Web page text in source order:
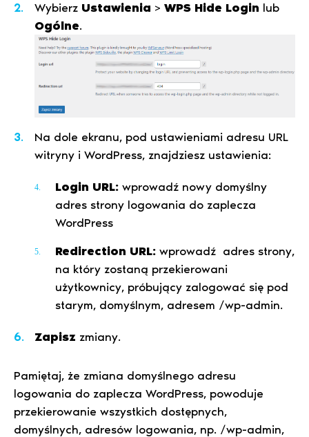
Wybierz Ustawienia > WPS Hide Login lub
Ogólne.
Na dole ekranu, pod ustawieniami adresu URL
witryny i WordPress, znajdziesz ustawienia:
Login URL: wprowadź nowy domyślny
adres strony logowania do zaplecza
WordPress
Redirection URL: wprowadź adres strony,
na który zostaną przekierowani
użytkownicy, próbujący zalogować się pod
starym, domyślnym, adresem /wp-admin.
Zapisz zmiany.
Pamiętaj, że zmiana domyślnego adresu
logowania do zaplecza WordPress, powoduje
przekierowanie wszystkich dostępnych,
domyślnych, adresów logowania, np. /wp-admin,